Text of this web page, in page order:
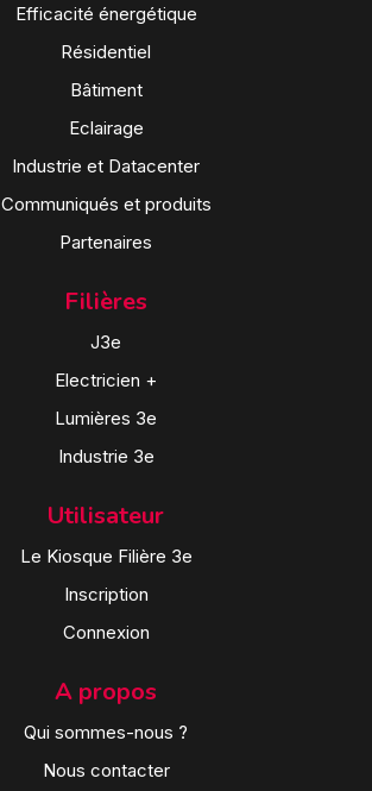
Efficacité énergétique
Résidentiel
Bâtiment
Eclairage
Industrie et Datacenter
Communiqués et produits
Partenaires
Filières
J3e
Electricien +
Lumières 3e
Industrie 3e
Utilisateur
Le Kiosque Filière 3e
Inscription
Connexion
A propos
Qui sommes-nous ?
Nous contacter